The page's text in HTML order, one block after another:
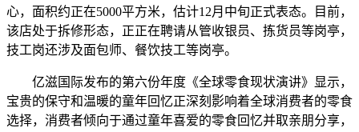
心，面积约正在5000平方米，估计12月中旬正式表态。目前，
该店处于拆修形态，正正在聘请从管收银员、拣货员等岗亭，
技工岗还涉及面包师、餐饮技工等岗亭。
亿滋国际发布的第六份年度《全球零食现状演讲》显示，
宝贵的保守和温暖的童年回忆正深刻影响着全球消费者的零食
选择，消费者倾向于通过童年喜爱的零食回忆并取亲朋分享，